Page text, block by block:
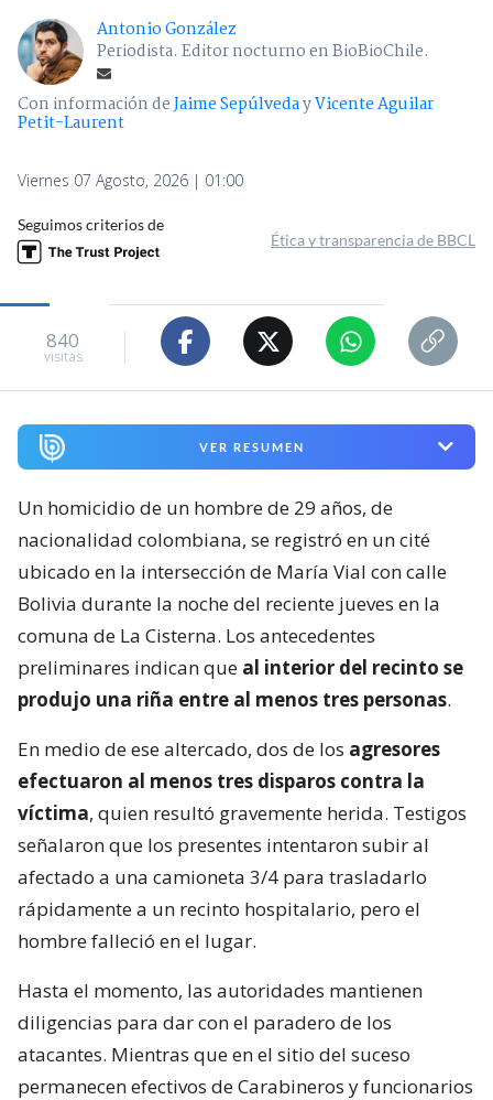
Antonio González
Periodista. Editor nocturno en BioBioChile.
Con información deJaime SepúlvedayVicente Aguilar
Petit-Laurent
Viernes 07 Agosto, 2026 | 01:00
Seguimos criterios de
Ética y transparencia de BBCL
840
visitas
VER RESUMEN
Un homicidio de un hombre de 29 años, de
nacionalidad colombiana, se registró en un cité
ubicado en la intersección de María Vial con calle
Bolivia durante la noche del reciente jueves en la
comuna de La Cisterna. Los antecedentes
preliminares indican que al interior del recinto se
produjo una riña entre al menos tres personas.
En medio de ese altercado, dos de los agresores
efectuaron al menos tres disparos contra la
víctima, quien resultó gravemente herida. Testigos
señalaron que los presentes intentaron subir al
afectado a una camioneta 3/4 para trasladarlo
rápidamente a un recinto hospitalario, pero el
hombre falleció en el lugar.
Hasta el momento, las autoridades mantienen
diligencias para dar con el paradero de los
atacantes. Mientras que en el sitio del suceso
permanecen efectivos de Carabineros y funcionarios